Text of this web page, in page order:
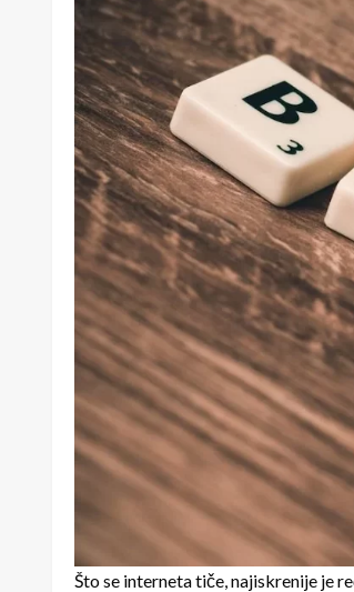
Što se interneta tiče, najiskrenije je